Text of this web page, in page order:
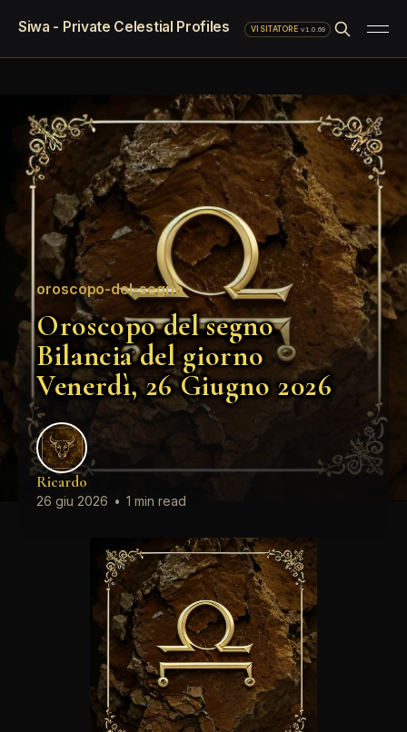
Siwa - Private Celestial Profiles VISITATORE·v1.0.69
oroscopo-del-segno
Oroscopo del segno
Bilancia del giorno
Venerdì, 26 Giugno 2026
Ricardo
26 giu 2026 • 1 min read